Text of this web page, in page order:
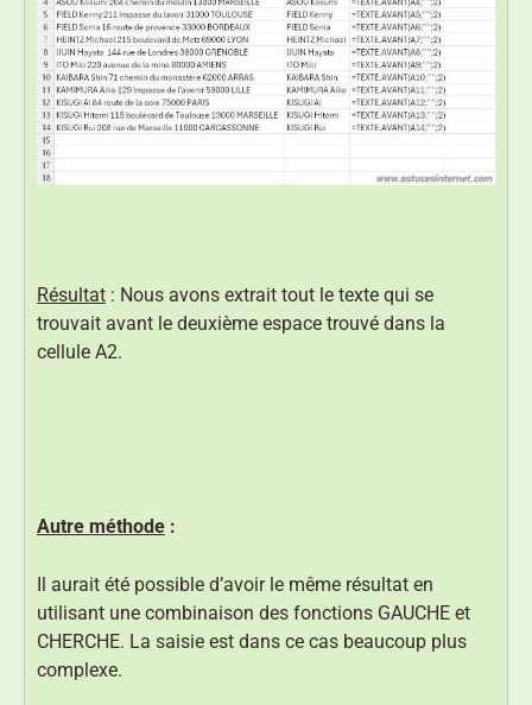
Résultat : Nous avons extrait tout le texte qui se
trouvait avant le deuxième espace trouvé dans la
cellule A2.
Autre méthode :
Il aurait été possible d’avoir le même résultat en
utilisant une combinaison des fonctions GAUCHE et
CHERCHE. La saisie est dans ce cas beaucoup plus
complexe.